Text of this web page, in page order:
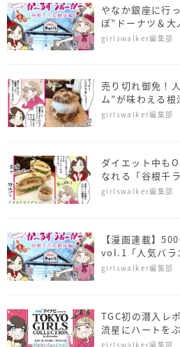
やなか銀座に行
ぽ”ドーナツ＆
girlswalker編集部
売り切れ御免！
ム”が味わえる根
girlswalker編集部
ダイエット中も
なれる「谷根千ラ
girlswalker編集部
【漫画連載】
vol.1「人気バラ
ん」
girlswalker編集部
TGC初の潜入レ
流星にハートを
girlswalker編集部